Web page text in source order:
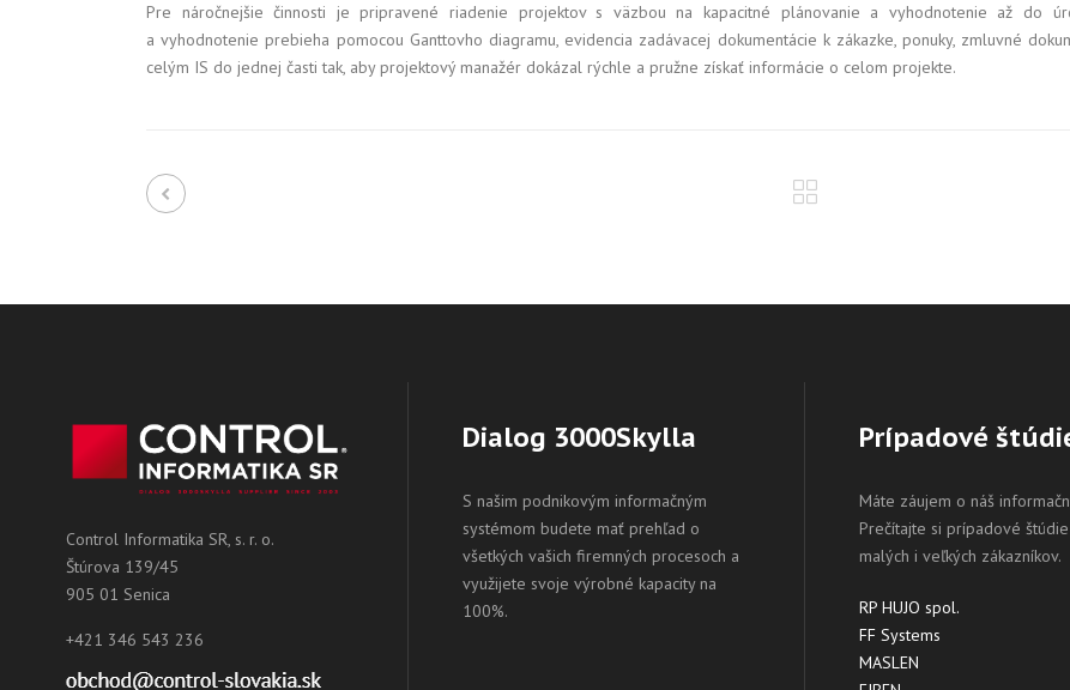
Pre náročnejšie činnosti je pripravené riadenie projektov s väzbou na kapacitné plánovanie a vyhodnotenie až do
a vyhodnotenie prebieha pomocou Ganttovho diagramu, evidencia zadávacej dokumentácie k zákazke, ponuky, zmluvné
celým IS do jednej časti tak, aby projektový manažér dokázal rýchle a pružne získať informácie o celom projekte.
Control Informatika SR, s. r. o.
Štúrova 139/45
905 01 Senica
+421 346 543 236
Dialog 3000Skylla
S našim podnikovým informačným
systémom budete mať prehľad o
všetkých vašich firemných procesoch a
využijete svoje výrobné kapacity na
100%.
Prípadové
Máte záujem o náš
Prečítajte si prípadové štúdie
malých i veľkých zákazníkov.
RP HUJO spol.
FF Systems
MASLEN